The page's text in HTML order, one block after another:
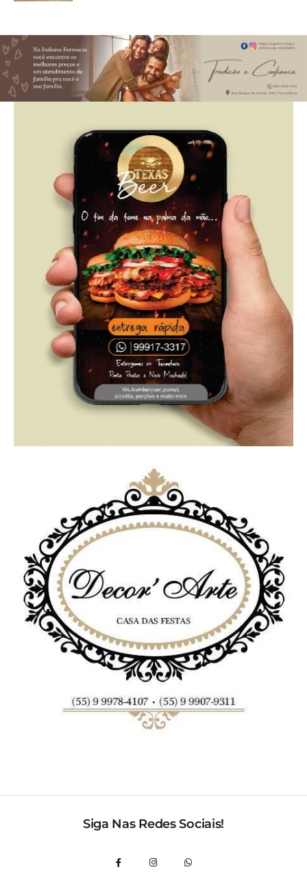
Siga Nas Redes Sociais!